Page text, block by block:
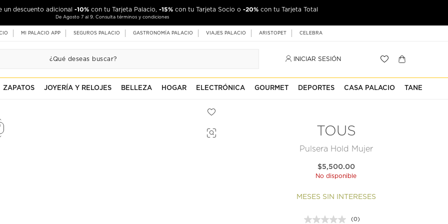
un descuento adicional -10% con tu Tarjeta Palacio, -15% con tu Tarjeta Socio o -20% con tu Tarjeta Total
De Agosto 7 al 9. Consulta términos y condiciones
MI PALACIO APP SEGUROS PALACIO GASTRONOMÍA PALACIO VIAJES PALACIO ARISTOPET CELEBRA
INICIAR SESIÓN
ZAPATOS JOYERÍA Y RELOJES BELLEZA HOGAR ELECTRÓNICA GOURMET DEPORTES CASA PALACIO TANE
TOUS
Pulsera Hold Mujer
$5,500.00
No disponible
MESES SIN INTERESES
(0)